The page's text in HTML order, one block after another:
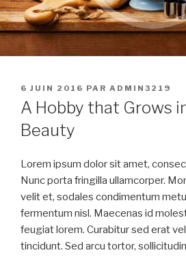
PUBLIÉ
LE
6 JUIN 2016 PAR ADMIN3219
A Hobby that Grows
Beauty
Lorem ipsum dolor sit amet,
Nunc porta fringilla ullamcorper.
velit et, sodales condimentum
fermentum nisl. Maecenas id
feugiat lorem. Curabitur sed erat
tincidunt. Sed arcu tortor,